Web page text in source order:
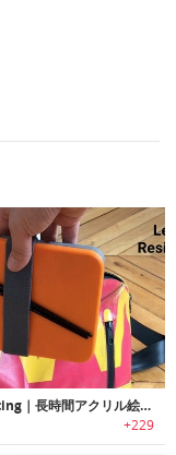
Everlasting｜長時間アクリル絵の具を乾燥させないミニウェットパレット「エバーラスティング」
+229